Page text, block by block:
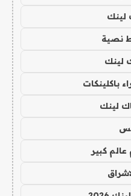
لينك
نصية
لينك
باكلينكات
لينك
عالم كبير